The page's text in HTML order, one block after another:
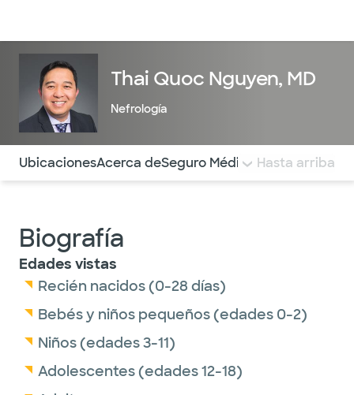
Thai Quoc Nguyen, MD
Nefrología
Utilice esta navegación para saltar rápidamente a
UbicacionesAcerca deSeguro Médico COMENTARIOS
Hasta arriba
Biografía
Edades vistas
Recién nacidos (0-28 días)
Bebés y niños pequeños (edades 0-2)
Niños (edades 3-11)
Adolescentes (edades 12-18)